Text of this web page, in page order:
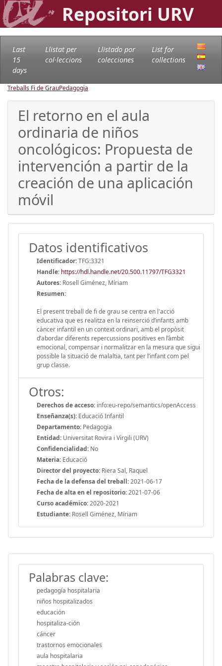
Repositori URV
Last
15
days
Llistat per
col·leccions
Llistado por
colecciones
List for
collections
Treballs Fi de GrauPedagogia
El retorno en el aula
ordinaria de niños
oncológicos: Propuesta de
intervención a partir de la
creación de una aplicación
móvil
Datos identificativos
Identificador:TFG:3321
Handle: https://hdl.handle.net/20.500.11797/TFG3321
Autores: Rosell Giménez, Míriam
Resumen:
El present treball de fi de grau se centra en l'acció
educativa que es realitza en la reinserció d’infants amb
càncer infantil en un context ordinari, amb el propòsit
d’abordar diferents repercussions positives en l’àmbit
emocional, compensar i normalitzar en la mesura que sigui
possible la situació de malaltia, tant per l’infant com pel
grup classe.
Otros:
Derechos de acceso: info:eu-repo/semantics/openAccess
Enseñanza(s): Educació Infantil
Departamento: Pedagogia
Entidad: Universitat Rovira i Virgili (URV)
Confidencialidad: No
Materia: Educació
Director del proyecto: Riera Sal, Raquel
Fecha de la defensa del treball:2021-06-17
Fecha de alta en el repositorio:2021-07-06
Curso académico:2020-2021
Estudiante: Rosell Giménez, Míriam
Palabras clave:
pedagogía hospitalaria
niños hospitalizados
educación
hospitaliza-ción
cáncer
trastornos emocionales
aula hospitalaria